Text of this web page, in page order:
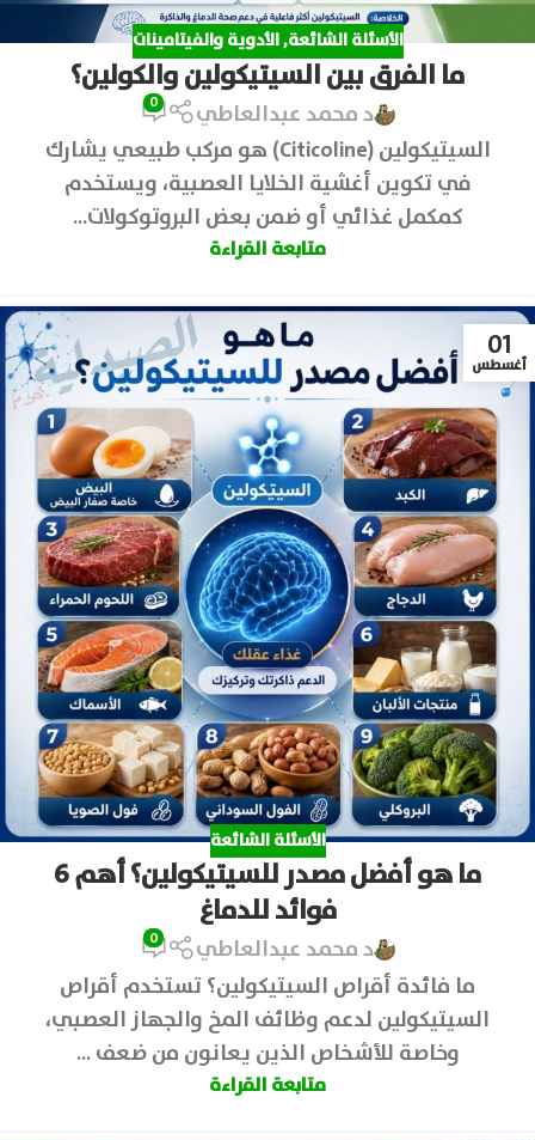
الأسئلة الشائعة,الأدوية والفيتامينات
ما الفرق بين السيتيكولين والكولين؟
د محمد عبدالعاطي 0
السيتيكولين (Citicoline) هو مركب طبيعي يشارك
في تكوين أغشية الخلايا العصبية، ويستخدم
كمكمل غذائي أو ضمن بعض البروتوكولات...
متابعة القراءة
01
أغسطس
الأسئلة الشائعة
ما هو أفضل مصدر للسيتيكولين؟ أهم 6
فوائد للدماغ
د محمد عبدالعاطي 0
ما فائدة أقراص السيتيكولين؟ تستخدم أقراص
السيتيكولين لدعم وظائف المخ والجهاز العصبي،
وخاصة للأشخاص الذين يعانون من ضعف ...
متابعة القراءة